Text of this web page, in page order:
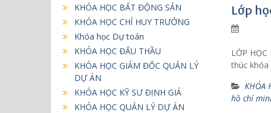
Lớp
LỚP
thúc khóa
KHÓA
hồ chí
KHÓA HỌC BẤT ĐỘNG SẢN
KHÓA HỌC CHỈ HUY TRƯỞNG
Khóa học Dự toán
KHÓA HỌC ĐẤU THẦU
KHÓA HỌC GIÁM ĐỐC QUẢN LÝ
DỰ ÁN
KHÓA HỌC KỸ SƯ ĐỊNH GIÁ
KHÓA HỌC QUẢN LÝ DỰ ÁN